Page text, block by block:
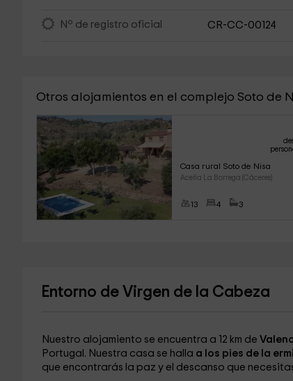
Nº de registro oficial CR-CC-00124
Otros alojamientos en el complejo Soto de
Casa rural Soto de Nisa
Aceña La Borrega (Cáceres)
13 4 3
Entorno de Virgen de la Cabeza
Nuestro alojamiento se encuentra a 12 km de
Portugal. Nuestra casa se halla a los pies de la
que encontrarás la paz y el descanso que